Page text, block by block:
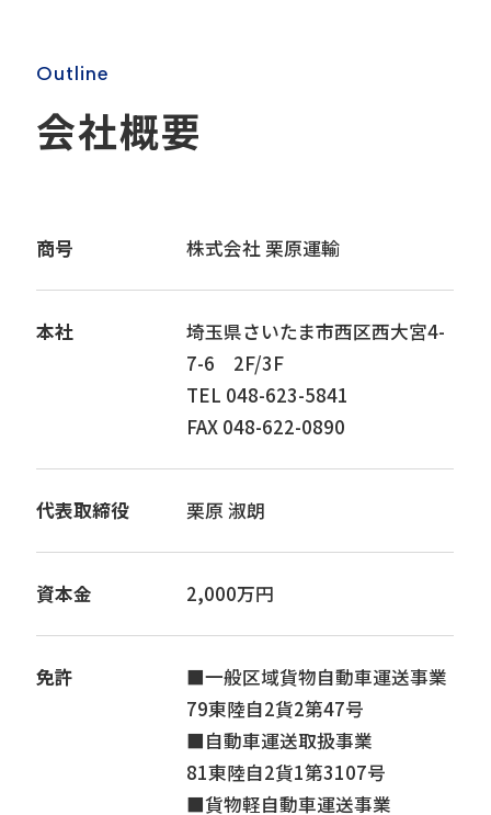
Outline
会社概要
商号 株式会社 栗原運輸
本社
埼玉県さいたま市西区西大宮4-
7-6 2F/3F
TEL 048-623-5841
FAX 048-622-0890
代表取締役 栗原 淑朗
資本金 2,000万円
免許
■一般区域貨物自動車運送事業
79東陸自2貨2第47号
■自動車運送取扱事業
81東陸自2貨1第3107号
■貨物軽自動車運送事業